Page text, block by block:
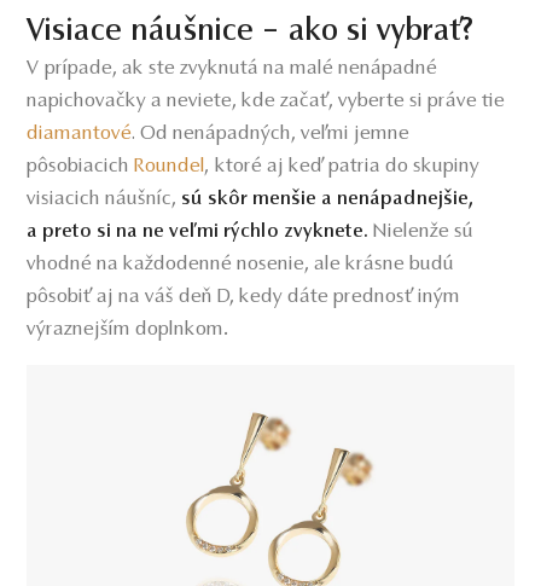
Visiace náušnice – ako si vybrať?
V prípade, ak ste zvyknutá na malé nenápadné
napichovačky a neviete, kde začať, vyberte si práve tie
diamantové.Od nenápadných, veľmi jemne
pôsobiacich Roundel, ktoré aj keď patria do skupiny
visiacich náušníc, sú skôr menšie a nenápadnejšie,
a preto si na ne veľmi rýchlo zvyknete. Nielenže sú
vhodné na každodenné nosenie, ale krásne budú
pôsobiť aj na váš deň D, kedy dáte prednosť iným
výraznejším doplnkom.